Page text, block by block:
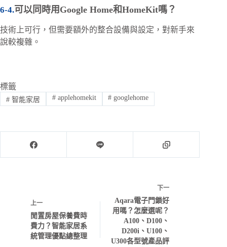
可以同時用Google Home和HomeKit嗎？
技術上可行，但需要額外的整合設備與設定，對新手來
說較複雜。
標籤
#智能家居 #applehomekit # googlehome
上一
閒置房屋保養費時
費力？智能家居系
統管理優點總整理
下一
Aqara電子門鎖好
用嗎？怎麼選呢？
A100、D100、
D200i、U100、
U300各型號產品評